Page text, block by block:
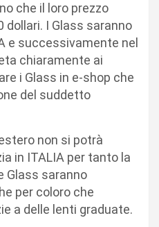
che il loro prezzo
dollari. I Glass saranno
e successivamente nel
chiaramente ai
i Glass in e-shop che
del suddetto
non si potrà
in ITALIA per tanto la
Glass saranno
per coloro che
a delle lenti graduate.